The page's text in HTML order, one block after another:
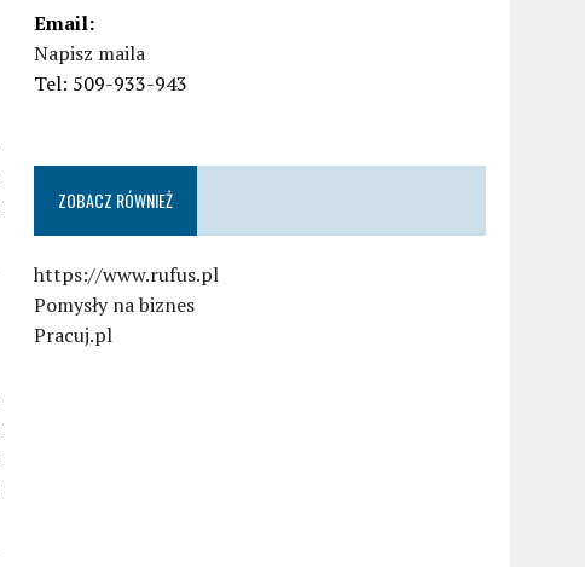
Email:
Napisz maila
Tel: 509-933-943
ZOBACZ RÓWNIEŻ
https://www.rufus.pl
Pomysły na biznes
Pracuj.pl